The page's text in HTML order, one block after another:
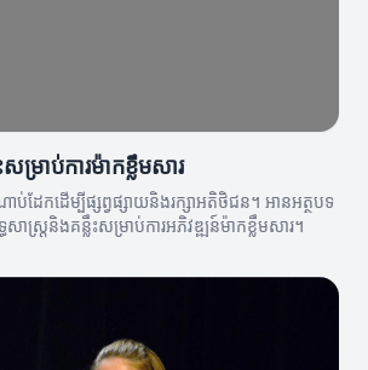
ម្រាប់ការម៉ាកខ្លឹមសារ
ណាប់ដែកដើម្បីផ្សព្វផ្សាយនិងរក្សាអតិថិជន។ អានអត្ថបទ
ាស្ត្រនិងគន្លឹះសម្រាប់ការអភិវឌ្ឍន៍ម៉ាកខ្លឹមសារ។